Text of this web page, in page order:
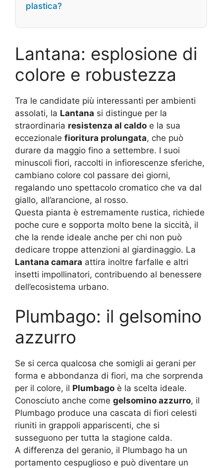
plastica?
Lantana: esplosione di
colore e robustezza
Tra le candidate più interessanti per ambienti
assolati, la Lantana si distingue per la
straordinaria resistenza al caldo e la sua
eccezionale fioritura prolungata, che può
durare da maggio fino a settembre. I suoi
minuscoli fiori, raccolti in infiorescenze sferiche,
cambiano colore col passare dei giorni,
regalando uno spettacolo cromatico che va dal
giallo, all’arancione, al rosso.
Questa pianta è estremamente rustica, richiede
poche cure e sopporta molto bene la siccità, il
che la rende ideale anche per chi non può
dedicare troppe attenzioni al giardinaggio. La
Lantana camara attira inoltre farfalle e altri
insetti impollinatori, contribuendo al benessere
dell’ecosistema urbano.
Plumbago: il gelsomino
azzurro
Se si cerca qualcosa che somigli ai gerani per
forma e abbondanza di fiori, ma che sorprenda
per il colore, il Plumbago è la scelta ideale.
Conosciuto anche come gelsomino azzurro, il
Plumbago produce una cascata di fiori celesti
riuniti in grappoli appariscenti, che si
susseguono per tutta la stagione calda.
A differenza del geranio, il Plumbago ha un
portamento cespuglioso e può diventare un